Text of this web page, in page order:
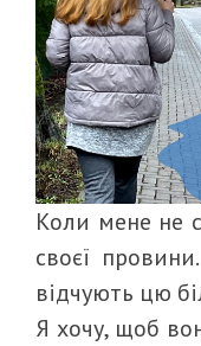
Коли мене не
своєї
відчують цю
Я хочу, щоб